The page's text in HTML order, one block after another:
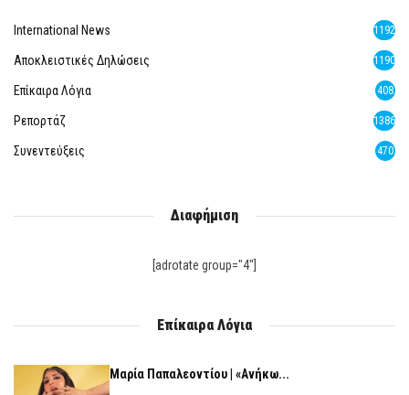
International News 1192
Αποκλειστικές Δηλώσεις 1190
Επίκαιρα Λόγια 408
Ρεπορτάζ 1386
Συνεντεύξεις 470
Διαφήμιση
[adrotate group="4"]
Επίκαιρα Λόγια
Μαρία Παπαλεοντίου | «Ανήκω...